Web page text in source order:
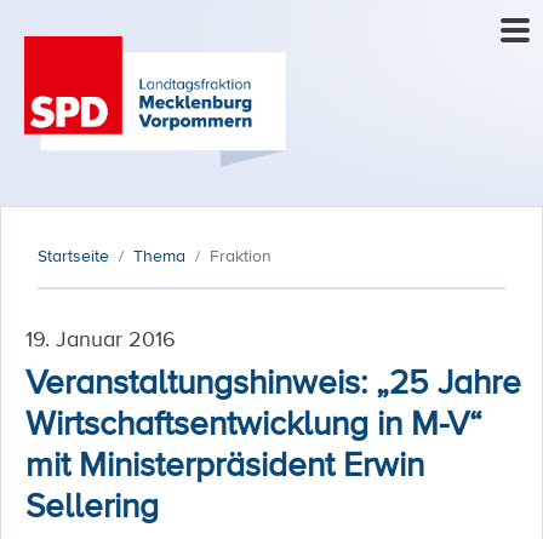
Startseite Thema Fraktion
19. Januar 2016
Veranstaltungshinweis: „25 Jahre
Wirtschaftsentwicklung in M-V“
mit Ministerpräsident Erwin
Sellering